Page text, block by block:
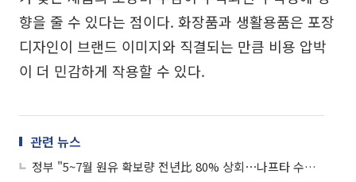
향을 줄 수 있다는 점이다. 화장품과 생활용품은 포장
디자인이 브랜드 이미지와 직결되는 만큼 비용 압박
이 더 민감하게 작용할 수 있다.
관련 뉴스
정부 "5~7월 원유 확보량 전년比 80% 상회⋯나프타 수급도 안정적"